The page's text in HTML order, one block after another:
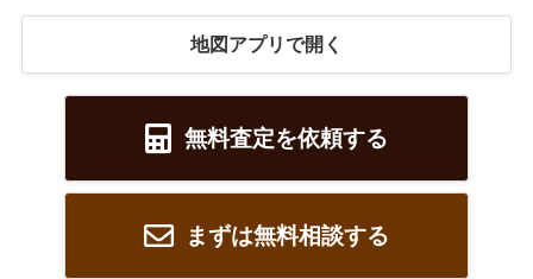
地図アプリで開く
無料査定を依頼する
まずは無料相談する